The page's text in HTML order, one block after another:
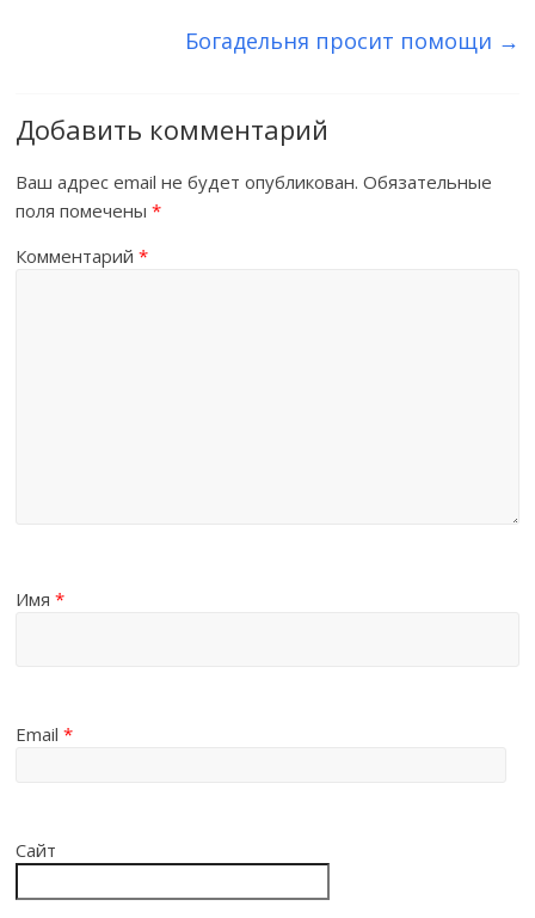
Богадельня просит помощи →
Добавить комментарий
Ваш адрес email не будет опубликован. Обязательные
поля помечены*
Комментарий*
Имя*
Email*
Сайт